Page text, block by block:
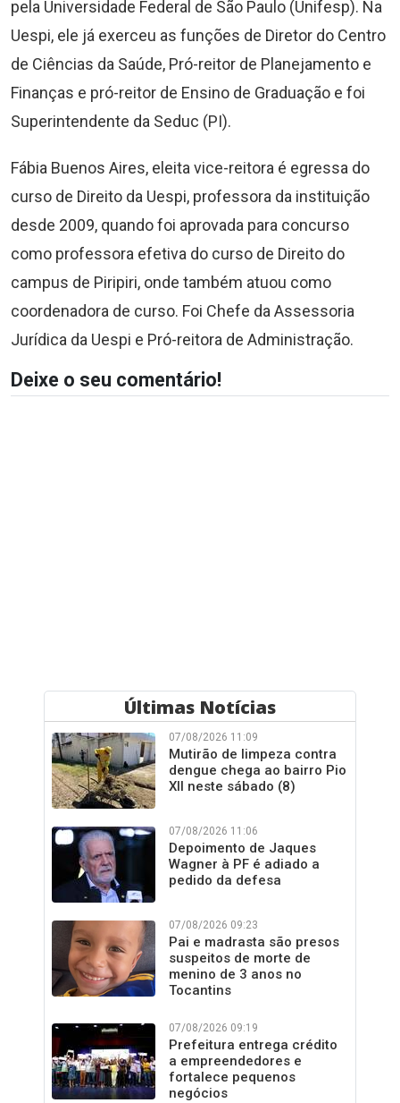
pela Universidade Federal de São Paulo (Unifesp). Na
Uespi, ele já exerceu as funções de Diretor do Centro
de Ciências da Saúde, Pró-reitor de Planejamento e
Finanças e pró-reitor de Ensino de Graduação e foi
Superintendente da Seduc (PI).
Fábia Buenos Aires, eleita vice-reitora é egressa do
curso de Direito da Uespi, professora da instituição
desde 2009, quando foi aprovada para concurso
como professora efetiva do curso de Direito do
campus de Piripiri, onde também atuou como
coordenadora de curso. Foi Chefe da Assessoria
Jurídica da Uespi e Pró-reitora de Administração.
Deixe o seu comentário!
Últimas Notícias
07/08/2026 11:09
Mutirão de limpeza contra
dengue chega ao bairro Pio
XII neste sábado (8)
07/08/2026 11:06
Depoimento de Jaques
Wagner à PF é adiado a
pedido da defesa
07/08/2026 09:23
Pai e madrasta são presos
suspeitos de morte de
menino de 3 anos no
Tocantins
07/08/2026 09:19
Prefeitura entrega crédito
a empreendedores e
fortalece pequenos
negócios